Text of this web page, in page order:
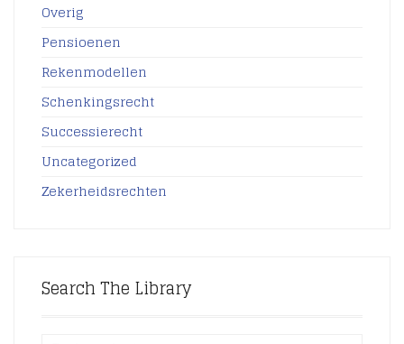
Overig
Pensioenen
Rekenmodellen
Schenkingsrecht
Successierecht
Uncategorized
Zekerheidsrechten
Search The Library